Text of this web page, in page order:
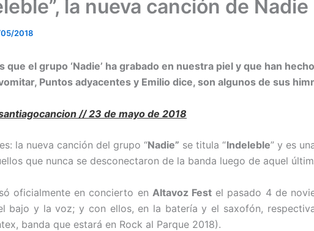
la nueva canción de Nadie
2018
que el grupo ‘Nadie’ ha grabado en nuestra piel y que han
Puntos adyacentes y Emilio dice, son algunos de sus
// 23 de mayo de 2018
la nueva canción del grupo “Nadie” se titula “Indeleble” y es
que nunca se desconectaron de la banda luego de aquel
oficialmente en concierto en Altavoz Festel pasado 4 de
bajo y la voz; y con ellos, en la batería y el saxofón,
banda que estará en Rock al Parque 2018).